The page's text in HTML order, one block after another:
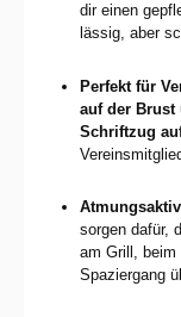
dir einen
lässig, aber
Perfekt für
auf der Brust
Schriftzug
sorgen dafür,
am Grill, beim
Spaziergang